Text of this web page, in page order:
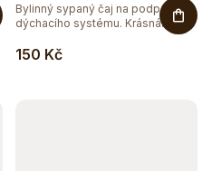
150 Kč
Bylinný sypaný čaj na podporu
dýchacího systému. Krásná